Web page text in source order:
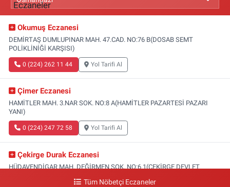
Okumuş Eczanesi
DEMİRTAŞ DUMLUPINAR MAH. 47.CAD. NO:76 B(DOSAB SEMT
POLİKLİNİĞİ KARŞISI)
0 (224) 262 11 44 Yol Tarifi Al
Çimer Eczanesi
HAMİTLER MAH. 3.NAR SOK. NO:8 A(HAMİTLER PAZARTESİ PAZARI
YANI)
0 (224) 247 72 58 Yol Tarifi Al
Çekirge Durak Eczanesi
HÜDAVENDİGAR MAH. DEĞİRMEN SOK. NO:6 1(ÇEKİRGE DEVLET
Tüm Nöbetçi Eczaneler